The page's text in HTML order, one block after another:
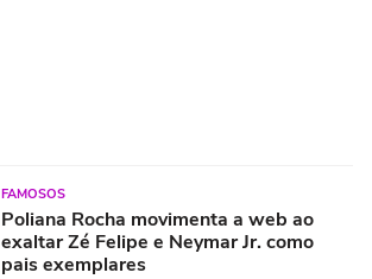
FAMOSOS
Poliana Rocha movimenta a web ao
exaltar Zé Felipe e Neymar Jr. como
pais exemplares